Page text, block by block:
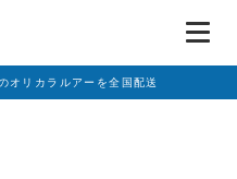
オリカラルアーを全国配送